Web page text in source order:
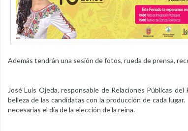
Además tendrán una sesión de fotos, rueda de prensa,
José Luis Ojeda, responsable de Relaciones Públicas
belleza de las candidatas con la producción de cada
necesarias el día de la elección de la reina.